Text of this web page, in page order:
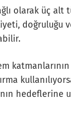
olarak üç alt
doğruluğu
hedeflerine